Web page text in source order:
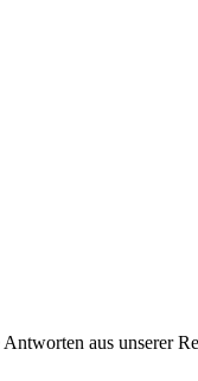
aus unserer